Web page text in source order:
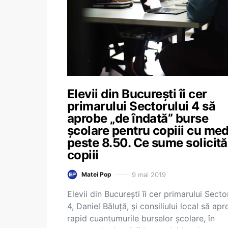
Elevii din București îi cer
primarului Sectorului 4 să
aprobe „de îndată” burse
școlare pentru copiii cu
peste 8.50. Ce sume solicită
copiii
Matei Pop 9 mai 2019
Elevii din București îi cer primarului
4, Daniel Băluță, și consiliului local să
rapid cuantumurile burselor școlare, în